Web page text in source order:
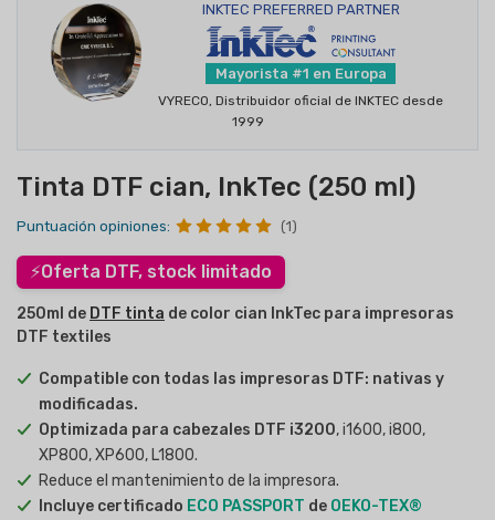
INKTEC PREFERRED PARTNER
Mayorista #1 en Europa
VYRECO, Distribuidor oficial de INKTEC desde
1999
Tinta DTF cian, InkTec (250 ml)
Puntuación opiniones: (1)
⚡Oferta DTF, stock limitado
250ml de DTF tinta de color cian InkTec para impresoras
DTF textiles
Compatible con todas las impresoras DTF: nativas y
modificadas.
Optimizada para cabezales DTF i3200, i1600, i800,
XP800, XP600, L1800.
Reduce el mantenimiento de la impresora.
Incluye certificado ECO PASSPORT de OEKO-TEX®